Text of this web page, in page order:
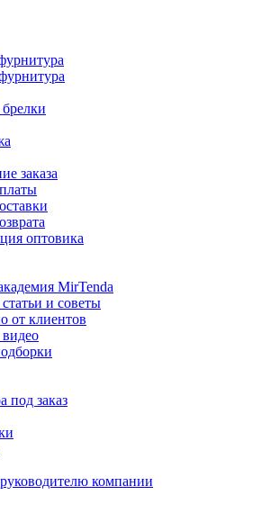
заказа
оптовика
MirTenda
и советы
от клиентов
под заказ
компании